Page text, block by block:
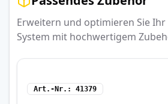
Erweitern und optimieren Sie
System mit hochwertigem
Art.-Nr. 41379